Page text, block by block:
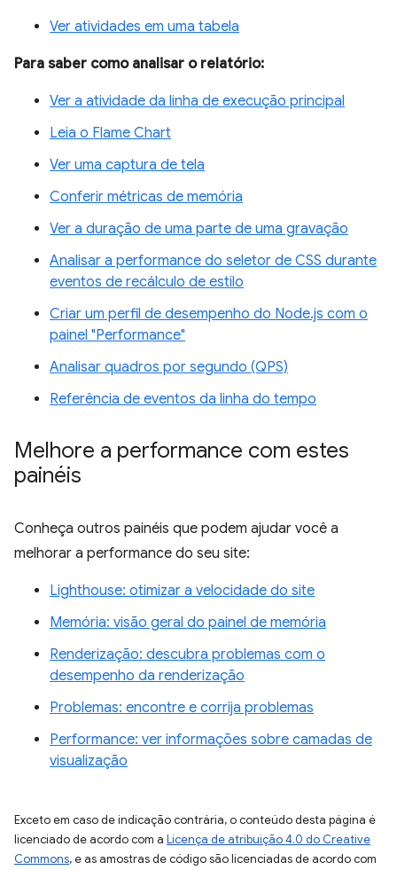
Ver atividades em uma tabela
Para saber como analisar o relatório:
Ver a atividade da linha de execução principal
Leia o Flame Chart
Ver uma captura de tela
Conferir métricas de memória
Ver a duração de uma parte de uma gravação
Analisar a performance do seletor de CSS durante
eventos de recálculo de estilo
Criar um perfil de desempenho do Node.js com o
painel "Performance"
Analisar quadros por segundo (QPS)
Referência de eventos da linha do tempo
Melhore a performance com estes
painéis
Conheça outros painéis que podem ajudar você a
melhorar a performance do seu site:
Lighthouse: otimizar a velocidade do site
Memória: visão geral do painel de memória
Renderização: descubra problemas com o
desempenho da renderização
Problemas: encontre e corrija problemas
Performance: ver informações sobre camadas de
visualização
Exceto em caso de indicação contrária, o conteúdo desta página é
licenciado de acordo com a Licença de atribuição 4.0 do Creative
Commons, e as amostras de código são licenciadas de acordo com